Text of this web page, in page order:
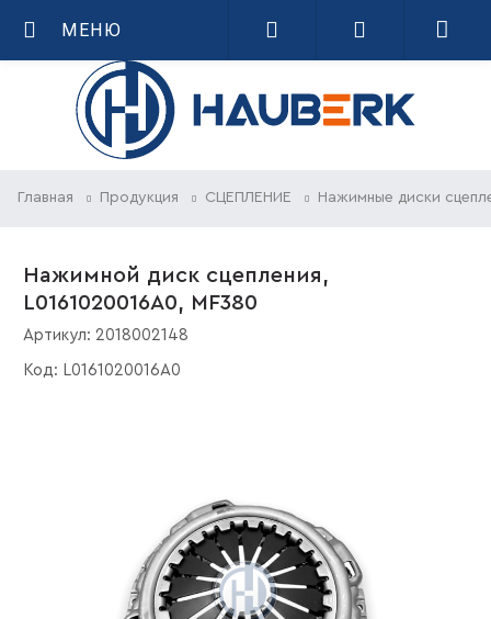
МЕНЮ
Главная Продукция СЦЕПЛЕНИЕ Нажимные диски
Нажимной диск сцепления,
L0161020016A0, MF380
Артикул: 2018002148
Код: L0161020016A0